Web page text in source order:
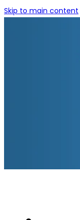
Skip to main content